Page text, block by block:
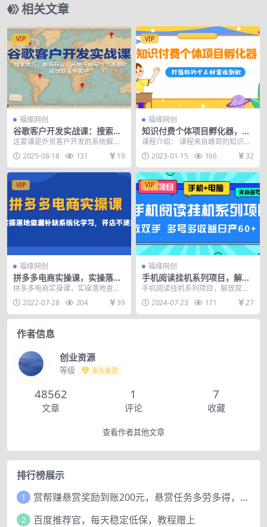
相关文章
VIP
福缘网创
谷歌客户开发实战课：搜索技
巧、邮箱获取，开发信撰写与
沟通进阶，高效获海外客户
这套课是外贸客户开发的系统解决
方案，包含三大核心模块：1）开发
客户篇（20课）涵...
2025-08-18 131 19
VIP
福缘网创
知识付费个体项目孵化器，打
造你的个人财富收割机（价值
1680元）
课程介绍： 课程来自峰哥的知识付
费个体项目孵化器，打造你的个人
财富收割机，价值1...
2023-01-15 166 32
VIP
福缘网创
拼多多电商实操课，实操落地
查漏补缺系统化学习，开店不
迷茫（价值299元）
拼多多电商实操课，实操落地查漏
补缺系统化学习，开店不迷茫（价
值299元） 课程目...
2022-07-28 204 39
VIP
福缘网创
手机阅读挂机系列项目，解放
双手 多号多收益日产60+
手机阅读挂机系列项目，解放双手
多号多收益日产60+ 这类项目应该
小伙伴们都很熟...
2024-07-23 171 27
作者信息
创业资源
等级 永久会员
48562
文章
1
评论
7
收藏
查看作者其他文章
排行榜展示
1 赏帮赚悬赏奖励到账200元，悬赏任务多劳多得，人人可做。
2 百度推荐官，每天稳定低保，教程赠上